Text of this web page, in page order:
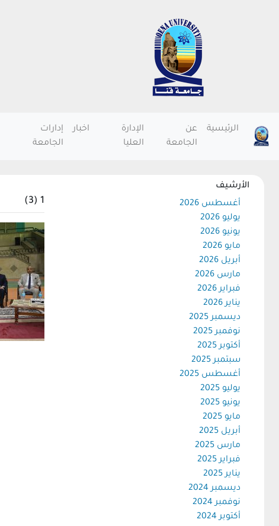
الرئيسية
عن
الجامعة
الإدارة
العليا
اخبار
إدارات
الجامعة
الأرشيف
أغسطس 2026
يوليو 2026
يونيو 2026
مايو 2026
أبريل 2026
مارس 2026
فبراير 2026
يناير 2026
ديسمبر 2025
نوفمبر 2025
أكتوبر 2025
سبتمبر 2025
أغسطس 2025
يوليو 2025
يونيو 2025
مايو 2025
أبريل 2025
مارس 2025
فبراير 2025
يناير 2025
ديسمبر 2024
نوفمبر 2024
أكتوبر 2024
1 (3)